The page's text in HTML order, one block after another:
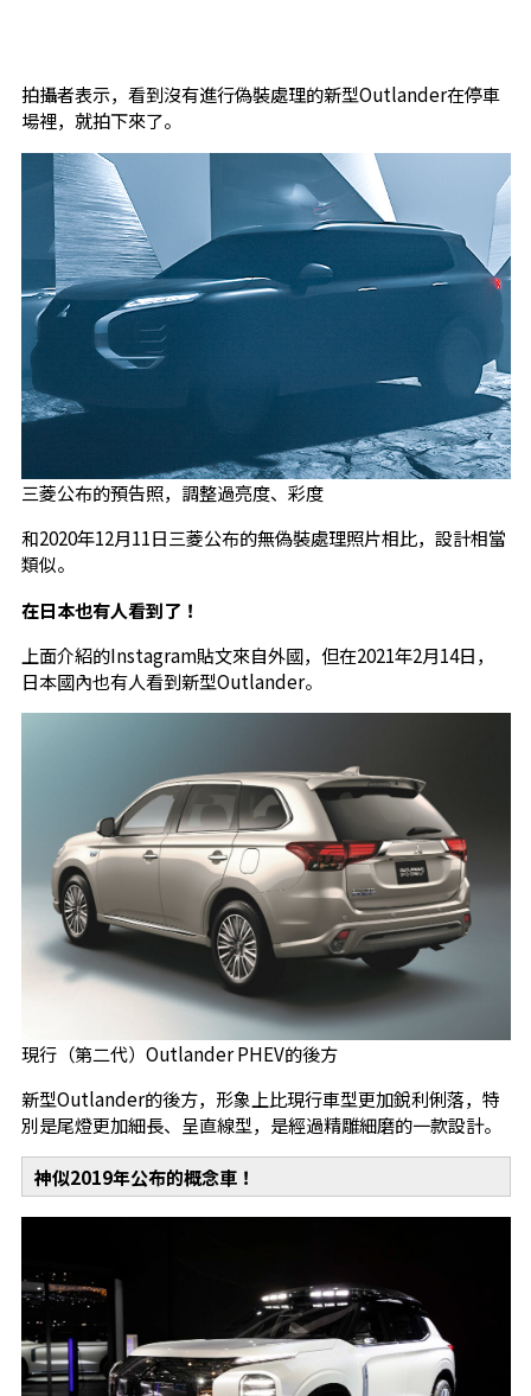
拍攝者表示，看到沒有進行偽裝處理的新型Outlander在停車
場裡，就拍下來了。
三菱公布的預告照，調整過亮度、彩度
和2020年12月11日三菱公布的無偽裝處理照片相比，設計相當
類似。
在日本也有人看到了！
上面介紹的Instagram貼文來自外國，但在2021年2月14日，
日本國內也有人看到新型Outlander。
現行（第二代）Outlander PHEV的後方
新型Outlander的後方，形象上比現行車型更加銳利俐落，特
別是尾燈更加細長、呈直線型，是經過精雕細磨的一款設計。
神似2019年公布的概念車！